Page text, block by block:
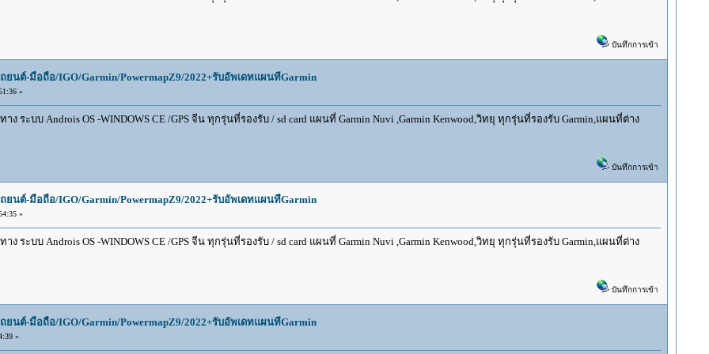
บันทึกการเข้า
ยนต์-มือถือ/IGO/Garmin/PowermapZ9/2022+รับอัพเดทแผนทีGarmin
»
ง ระบบ Androis OS -WINDOWS CE /GPS จีน ทุกรุ่นที่รองรับ / sd card แผนที่ Garmin Nuvi ,Garmin Kenwood,วิทยุ ทุกรุ่นที่รองรับ Garmin,แผนที่ต่าง
บันทึกการเข้า
ยนต์-มือถือ/IGO/Garmin/PowermapZ9/2022+รับอัพเดทแผนทีGarmin
»
ง ระบบ Androis OS -WINDOWS CE /GPS จีน ทุกรุ่นที่รองรับ / sd card แผนที่ Garmin Nuvi ,Garmin Kenwood,วิทยุ ทุกรุ่นที่รองรับ Garmin,แผนที่ต่าง
บันทึกการเข้า
ยนต์-มือถือ/IGO/Garmin/PowermapZ9/2022+รับอัพเดทแผนทีGarmin
»